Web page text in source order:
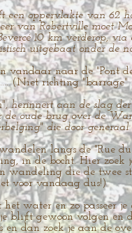
een oppervlakte van 62
van Robertville moet
10 km verderop,
uitgebaat onder de
vandaar naar de "Pont
(Niet richting
herinnert aan de slag
oude brug over de
die door
langs de "Rue du
in de bocht. Hier
wandeling die de
voor vandaag dus!)
water en zo passeer
blijft gewoon volgen en
en dan zoek je aan de